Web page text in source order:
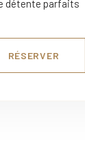
détente parfaits
RÉSERVER